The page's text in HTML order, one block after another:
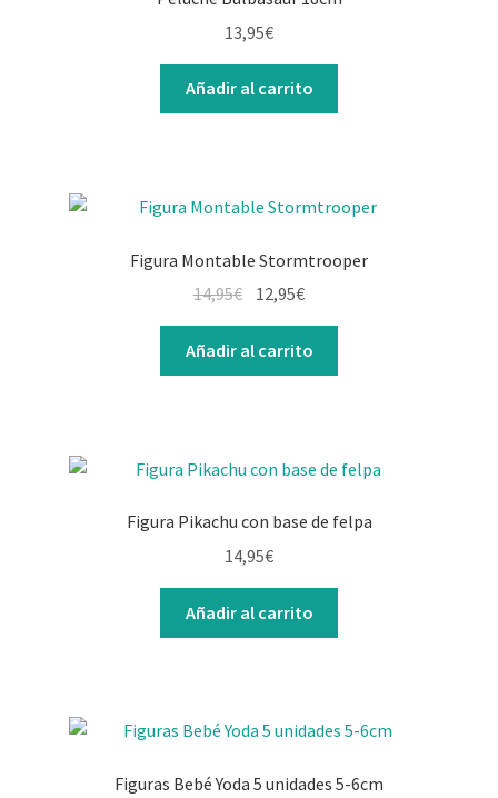
13,95€
Añadir al carrito
Figura Montable Stormtrooper
14,95€ 12,95€
Añadir al carrito
Figura Pikachu con base de felpa
14,95€
Añadir al carrito
Figuras Bebé Yoda 5 unidades 5-6cm